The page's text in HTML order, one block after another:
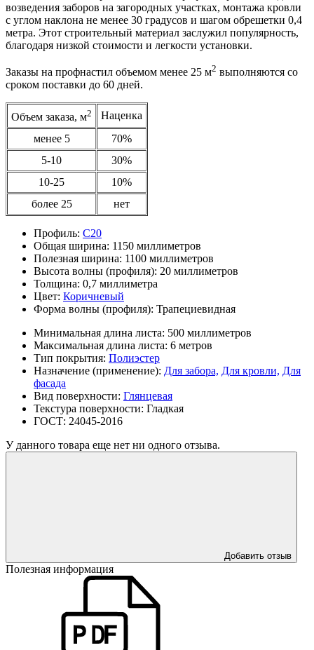
возведения заборов на загородных участках, монтажа кровли
с углом наклона не менее 30 градусов и шагом обрешетки 0,4
метра. Этот строительный материал заслужил популярность,
благодаря низкой стоимости и легкости установки.
Заказы на профнастил объемом менее 25 м2 выполняются со
сроком поставки до 60 дней.
Объем заказа, м2
Наценка
менее 5
70%
5-10
30%
10-25
10%
более 25
нет
Профиль: С20
Общая ширина: 1150 миллиметров
Полезная ширина: 1100 миллиметров
Высота волны (профиля): 20 миллиметров
Толщина: 0,7 миллиметра
Цвет: Коричневый
Форма волны (профиля): Трапециевидная
Минимальная длина листа: 500 миллиметров
Максимальная длина листа: 6 метров
Тип покрытия: Полиэстер
Назначение (применение): Для забора, Для кровли, Для
фасада
Вид поверхности: Глянцевая
Текстура поверхности: Гладкая
ГОСТ: 24045-2016
У данного товара еще нет ни одного отзыва.
Добавить отзыв
Полезная информация